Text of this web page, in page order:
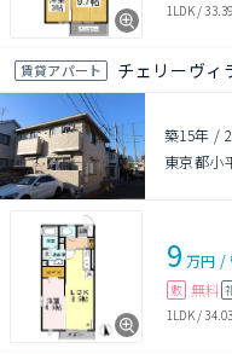
1LDK/
賃貸アパート チェリーヴ
築15年 /
東京都小
9 万円 /
敷 無料
1LDK/